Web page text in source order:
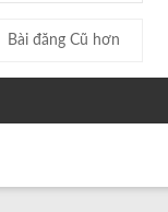
Bài đăng Cũ hơn